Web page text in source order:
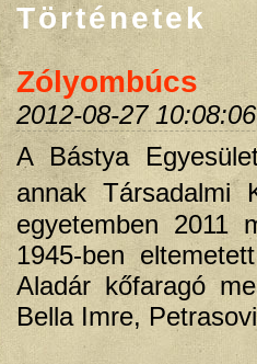
Történetek
Zólyombúcs
2012-08-27 10:08:06
A Bástya
annak Társadalmi
egyetemben 2011
1945-ben
Aladár kőfaragó
Bella Imre,